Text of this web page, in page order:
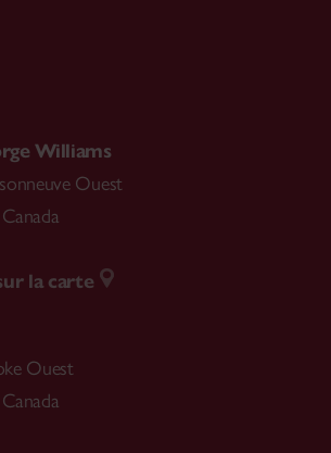
Williams
Ouest
la carte
Ouest